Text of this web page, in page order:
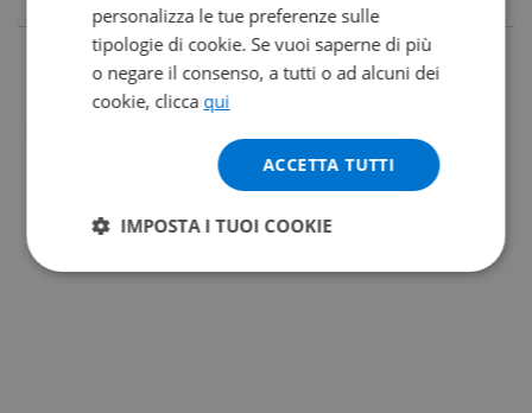
personalizza le tue preferenze sulle
tipologie di cookie. Se vuoi saperne di più
o negare il consenso, a tutti o ad alcuni dei
cookie, clicca qui
ACCETTA TUTTI
IMPOSTA I TUOI COOKIE